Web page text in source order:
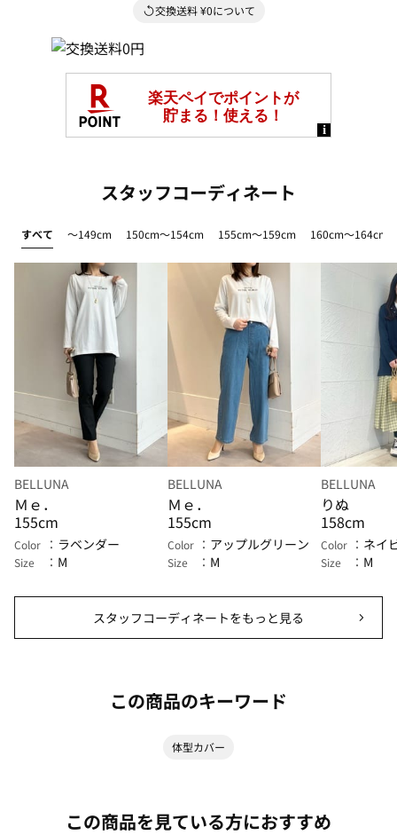
交換送料 ¥0について
スタッフコーディネート
すべて ～149cm 150cm～154cm 155cm～159cm 160cm～164cm
BELLUNA
Ｍｅ．
155cm
Color ラベンダー
Size M
BELLUNA
Ｍｅ．
155cm
Color アップルグリーン
Size M
BELLUNA
りぬ
158cm
Color ネイ
Size M
スタッフコーディネートをもっと見る
この商品のキーワード
体型カバー
この商品を見ている方におすすめ